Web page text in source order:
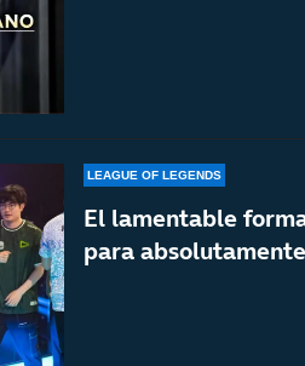
LEAGUE OF LEGENDS
El lamentable
para